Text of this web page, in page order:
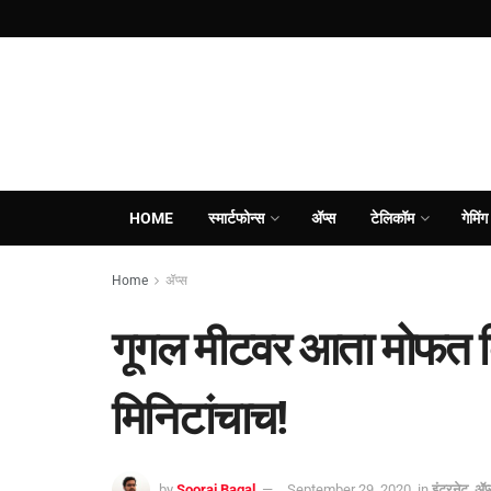
HOME स्मार्टफोन्स ॲप्स टेलिकॉम गेमिंग
Home ॲप्स
गूगल मीटवर आता मोफत
मिनिटांचाच!